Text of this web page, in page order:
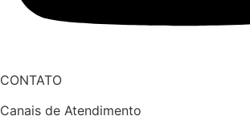
CONTATO
Canais de Atendimento